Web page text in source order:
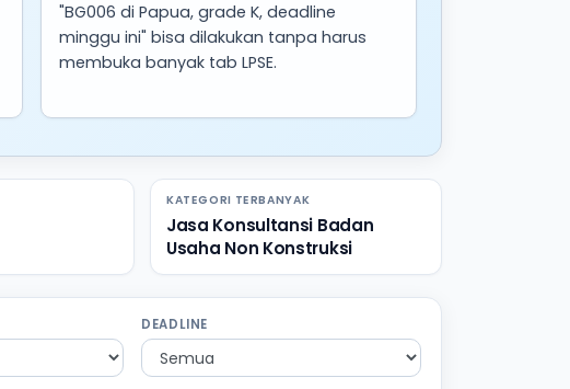
"BG006 di Papua, grade K, deadline
minggu ini" bisa dilakukan tanpa harus
membuka banyak tab LPSE.
KATEGORI TERBANYAK
Jasa Konsultansi Badan
Usaha Non Konstruksi
DEADLINE